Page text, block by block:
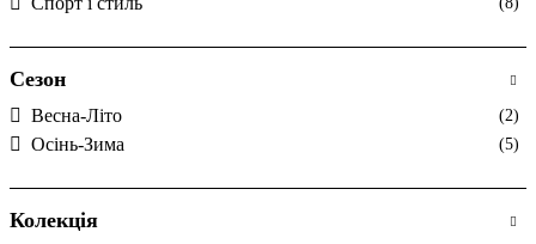
Сезон
Весна-Літо (2)
Осінь-Зима (5)
Колекція